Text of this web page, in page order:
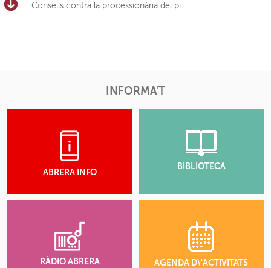
Consells contra la processionària del pi
INFORMA'T
ABRERA INFO
BIBLIOTECA
RÀDIO ABRERA AGENDA D\'ACTIVITATS